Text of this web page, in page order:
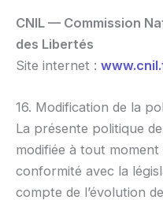
CNIL — Commission
des Libertés
Site internet :
16. Modification de la
La présente politique
modifiée à tout
conformité avec la
compte de l’évolution